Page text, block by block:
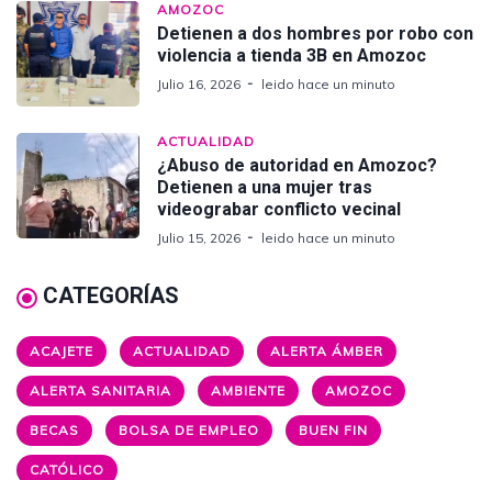
AMOZOC
Detienen a dos hombres por robo con
violencia a tienda 3B en Amozoc
Julio 16, 2026 leido hace un minuto
ACTUALIDAD
¿Abuso de autoridad en Amozoc?
Detienen a una mujer tras
videograbar conflicto vecinal
Julio 15, 2026 leido hace un minuto
CATEGORÍAS
ACAJETE ACTUALIDAD ALERTA ÁMBER
ALERTA SANITARIA AMBIENTE AMOZOC
BECAS BOLSA DE EMPLEO BUEN FIN
CATÓLICO